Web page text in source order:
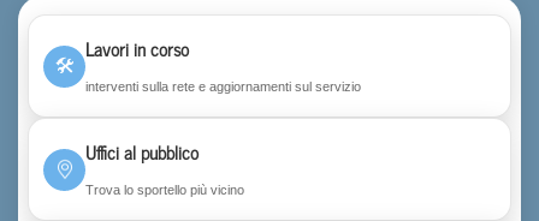
🛠
Lavori in corso
interventi sulla rete e aggiornamenti sul servizio
Uffici al pubblico
Trova lo sportello più vicino